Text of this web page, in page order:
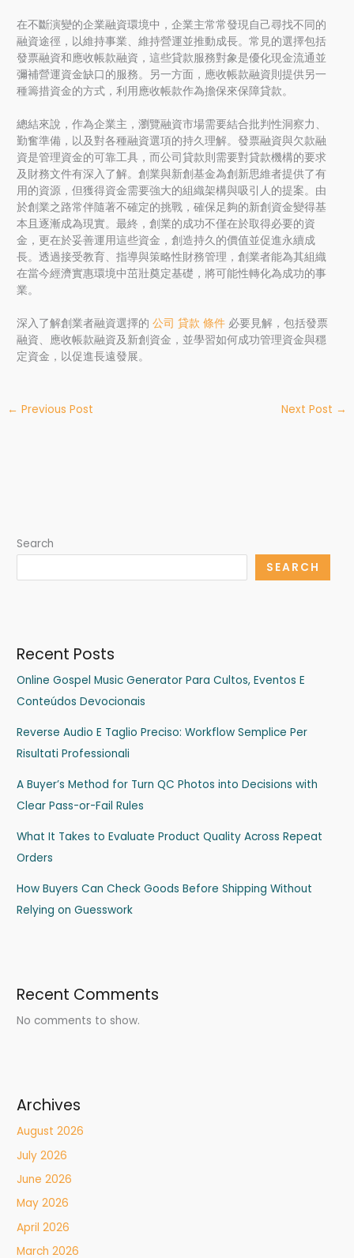
在不斷演變的企業融資環境中，企業主常常發現自己尋找不同的
融資途徑，以維持事業、維持營運並推動成長。常見的選擇包括
發票融資和應收帳款融資，這些貸款服務對象是優化現金流通並
彌補營運資金缺口的服務。另一方面，應收帳款融資則提供另一
種籌措資金的方式，利用應收帳款作為擔保來保障貸款。
總結來說，作為企業主，瀏覽融資市場需要結合批判性洞察力、
勤奮準備，以及對各種融資選項的持久理解。發票融資與欠款融
資是管理資金的可靠工具，而公司貸款則需要對貸款機構的要求
及財務文件有深入了解。創業與新創基金為創新思維者提供了有
用的資源，但獲得資金需要強大的組織架構與吸引人的提案。由
於創業之路常伴隨著不確定的挑戰，確保足夠的新創資金變得基
本且逐漸成為現實。最終，創業的成功不僅在於取得必要的資
金，更在於妥善運用這些資金，創造持久的價值並促進永續成
長。透過接受教育、指導與策略性財務管理，創業者能為其組織
在當今經濟實惠環境中茁壯奠定基礎，將可能性轉化為成功的事
業。
深入了解創業者融資選擇的公司 貸款 條件 必要見解，包括發票
融資、應收帳款融資及新創資金，並學習如何成功管理資金與穩
定資金，以促進長遠發展。
← Previous Post Next Post →
Search
SEARCH
Recent Posts
Online Gospel Music Generator Para Cultos, Eventos E
Conteúdos Devocionais
Reverse Audio E Taglio Preciso: Workflow Semplice Per
Risultati Professionali
A Buyer’s Method for Turn QC Photos into Decisions with
Clear Pass-or-Fail Rules
What It Takes to Evaluate Product Quality Across Repeat
Orders
How Buyers Can Check Goods Before Shipping Without
Relying on Guesswork
Recent Comments
No comments to show.
Archives
August 2026
July 2026
June 2026
May 2026
April 2026
March 2026